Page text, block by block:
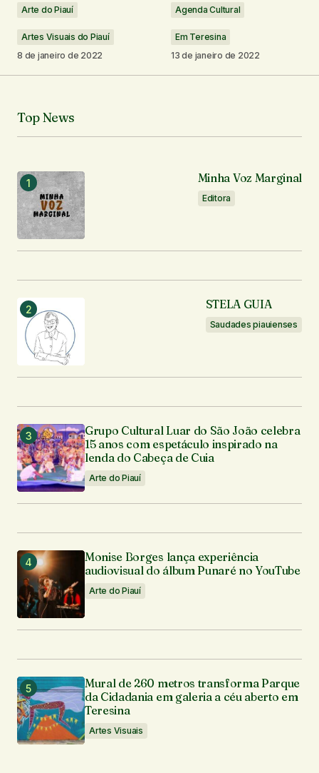
Seu nome*
Seu e-mail
Notifique-me sobre novas publicações por e-mail.
Arte do Piauí
Artes Visuais do Piauí
8 de janeiro de 2022
Agenda Cultural
Em Teresina
13 de janeiro de 2022
Top News
Minha Voz Marginal
Editora
STELA GUIA
Saudades piauienses
Grupo Cultural Luar do São João celebra
15 anos com espetáculo inspirado na
lenda do Cabeça de Cuia
Arte do Piauí
Monise Borges lança experiência
audiovisual do álbum Punaré no YouTube
Arte do Piauí
Mural de 260 metros transforma Parque
da Cidadania em galeria a céu aberto em
Teresina
Artes Visuais